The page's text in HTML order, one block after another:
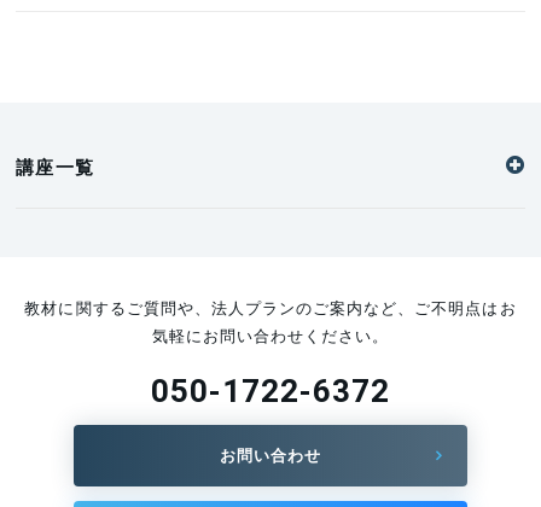
講座一覧
教材に関するご質問や、法人プランのご案内など、ご不明点はお
気軽にお問い合わせください。
050-1722-6372
お問い合わせ